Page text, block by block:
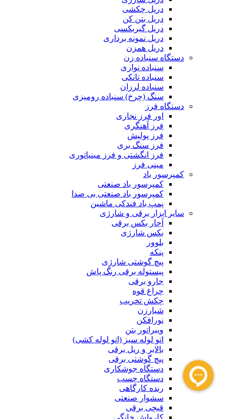
دریل چکشی
دریل بتن کن
دریل گیربکسی
دریل نمونه برداری
دریل همزن
دستگاه سنباده زن
سنباده نواری
سنباده تانکی
سنباده لرزان
سنگ (چرخ) سنباده رومیزی
دستگاه فرز
اور فرز نجاری
فرز آهنگری
فرز پولیش
فرز سنگ بری
فرز انگشتی و فرز مینیاتوری
مینی فرز
کمپرسور باد
کمپرسور باد صنعتی
کمپرسور باد صنعتی بی صدا
پمپ باد فندکی ماشین
سایر ابزار برقی و شارژی
آچار بکس برقی
بکس شارژی
بلوور
پنکه
پیچ گوشتی شارژی
پیستوله برقی رنگ پاش
جارو برقی
چراغ قوه
چکش تخریب
شیارزن
نورافکن
ویبراتور بتن
اتو لوله سبز (اتو لوله کشی)
بالابر و ریل برقی
پیچ گوشتی برقی
دستگاه جوشکاری
دستگاه چسب
رنده کارگاهی
سشوار صنعتی
قیچی برقی